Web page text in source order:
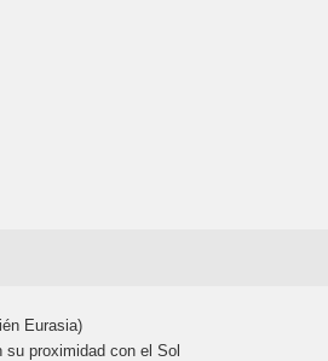
Eurasia)
proximidad con el Sol